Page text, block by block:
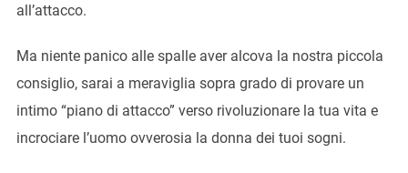
all’attacco.
Ma niente panico alle spalle aver alcova la nostra piccola
consiglio, sarai a meraviglia sopra grado di provare un
intimo “piano di attacco” verso rivoluzionare la tua vita e
incrociare l’uomo ovverosia la donna dei tuoi sogni.